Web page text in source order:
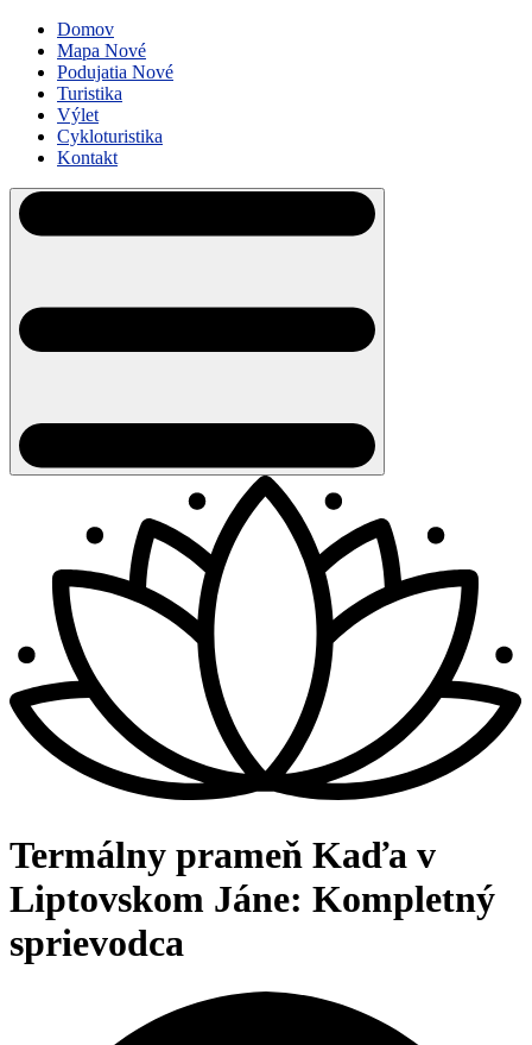
Domov
Mapa Nové
Podujatia Nové
Turistika
Výlet
Cykloturistika
Kontakt
Termálny prameň Kaďa v
Liptovskom Jáne: Kompletný
sprievodca